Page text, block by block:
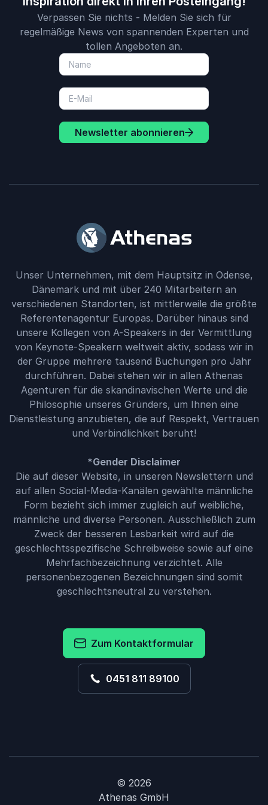
Verpassen Sie nichts - Melden Sie sich für
regelmäßige News von spannenden Experten und
tollen Angeboten an.
Newsletter abonnieren
Unser Unternehmen, mit dem Hauptsitz in Odense,
Dänemark und mit über 240 Mitarbeitern an
verschiedenen Standorten, ist mittlerweile die größte
Referentenagentur Europas. Darüber hinaus sind
unsere Kollegen von A-Speakers in der Vermittlung
von Keynote-Speakern weltweit aktiv, sodass wir in
der Gruppe mehrere tausend Buchungen pro Jahr
durchführen. Dabei stehen wir in allen Athenas
Agenturen für die skandinavischen Werte und die
Philosophie unseres Gründers, um Ihnen eine
Dienstleistung anzubieten, die auf Respekt, Vertrauen
und Verbindlichkeit beruht!
*Gender Disclaimer
Die auf dieser Website, in unseren Newslettern und
auf allen Social-Media-Kanälen gewählte männliche
Form bezieht sich immer zugleich auf weibliche,
männliche und diverse Personen. Ausschließlich zum
Zweck der besseren Lesbarkeit wird auf die
geschlechtsspezifische Schreibweise sowie auf eine
Mehrfachbezeichnung verzichtet. Alle
personenbezogenen Bezeichnungen sind somit
geschlechtsneutral zu verstehen.
Zum Kontaktformular
0451 811 89100
© 2026
Athenas GmbH